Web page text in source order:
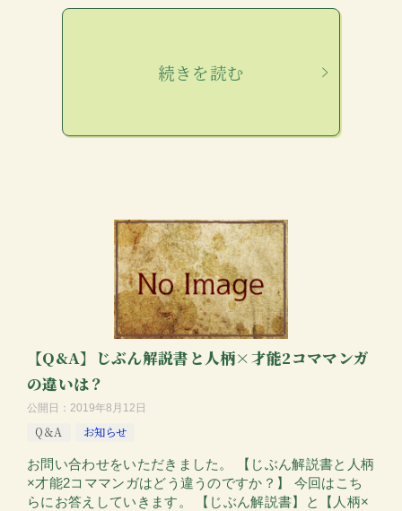
続きを読む
【Q&A】じぶん解説書と人柄×才能2コママンガ
の違いは？
公開日： 2019年8月12日
Q＆A お知らせ
お問い合わせをいただきました。 【じぶん解説書と人柄
×才能2コママンガはどう違うのですか？】 今回はこち
らにお答えしていきます。 【じぶん解説書】と【人柄×